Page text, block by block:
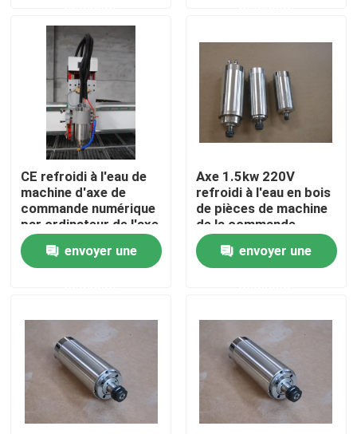
Vidéos
A propos de nous
Visite d'usine
Contrôle de la qualité
Machine de découpe laser à fibre
Découpeuse de laser de CO2
découpeuse de laser en métal
CE refroidi à l'eau de
machine d'axe de
commande numérique
par ordinateur de l'axe
220V de la dureté
3.2Kw envoyer une
Axe 1.5kw 220V
refroidi à l'eau en bois
de pièces de machine
de la commande
numérique par
ordinateur R11 1
phase
envoyer une